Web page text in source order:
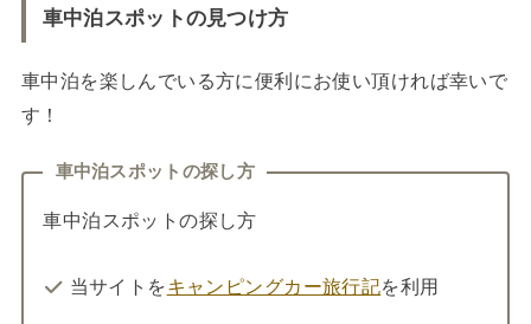
車中泊スポットの見つけ方
車中泊を楽しんでいる方に便利にお使い頂ければ幸いで
す！
車中泊スポットの探し方
車中泊スポットの探し方
当サイトをキャンピングカー旅行記を利用